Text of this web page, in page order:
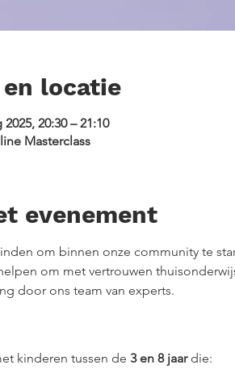
locatie
2025, 20:30 – 21:10
Masterclass
evenement
om binnen onze community te
om met vertrouwen
door ons team van experts.
kinderen tussen de 3 en 8 jaar die: